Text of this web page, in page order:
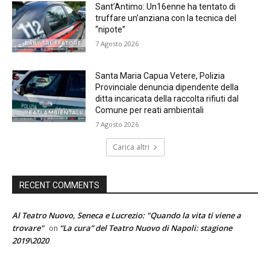
Sant’Antimo: Un16enne ha tentato di
truffare un’anziana con la tecnica del
“nipote”
7 Agosto 2026
Santa Maria Capua Vetere, Polizia
Provinciale denuncia dipendente della
ditta incaricata della raccolta rifiuti dal
Comune per reati ambientali
7 Agosto 2026
Carica altri
RECENT COMMENTS
Al Teatro Nuovo, Seneca e Lucrezio: "Quando la vita ti viene a
trovare" on “La cura” del Teatro Nuovo di Napoli: stagione
2019\2020